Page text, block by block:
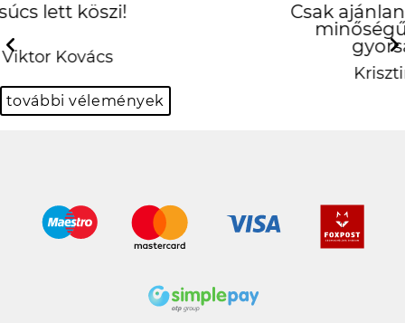
Csak ajánlani tudom! Precíz munka, jó
minőségű tok! És mindez szuper
gyorsan! Köszönöm!!! ❤️
Previous
további vélemények